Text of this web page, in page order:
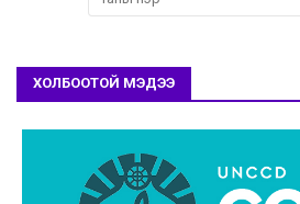
ХОЛБООТОЙ МЭДЭЭ